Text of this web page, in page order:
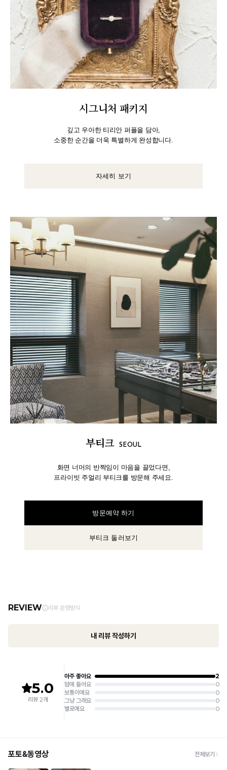
시그니처 패키지
깊고 우아한 티리안 퍼플을 담아,
소중한 순간을 더욱 특별하게 완성합니다.
자세히 보기
부티크 SEOUL
화면 너머의 반짝임이 마음을 끌었다면,
프라이빗 주얼리 부티크를 방문해 주세요.
방문예약 하기
부티크 둘러보기